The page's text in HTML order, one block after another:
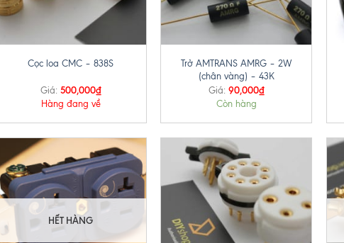
Cọc loa CMC – 838S
Giá: 500,000₫
Hàng đang về
Trở AMTRANS AMRG – 2W
(chân vàng) – 43K
Giá: 90,000₫
Còn hàng
HẾT HÀNG